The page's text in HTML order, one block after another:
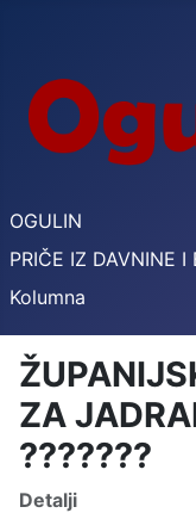
OGULIN
PRIČE IZ DAVNINE I
Kolumna
ZA
???????
Detalji